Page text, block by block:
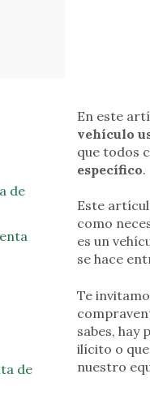
de
de
En este
vehículo
que todos
específico.
Este
como
es un
se hace
Te
sabes, hay
ilícito o
nuestro